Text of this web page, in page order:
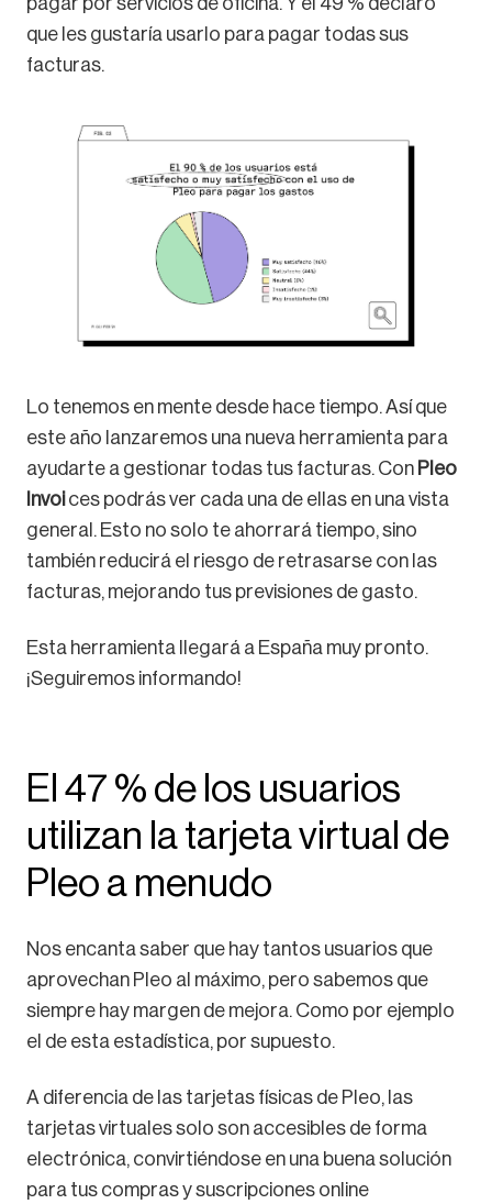
que les gustaría usarlo para pagar todas sus
facturas.
Lo tenemos en mente desde hace tiempo. Así que
este año lanzaremos una nueva herramienta para
ayudarte a gestionar todas tus facturas. Con Pleo
Invoi ces podrás ver cada una de ellas en una vista
general. Esto no solo te ahorrará tiempo, sino
también reducirá el riesgo de retrasarse con las
facturas, mejorando tus previsiones de gasto.
Esta herramienta llegará a España muy pronto.
¡Seguiremos informando!
El 47 % de los usuarios
utilizan la tarjeta virtual de
Pleo a menudo
Nos encanta saber que hay tantos usuarios que
aprovechan Pleo al máximo, pero sabemos que
siempre hay margen de mejora. Como por ejemplo
el de esta estadística, por supuesto.
A diferencia de las tarjetas físicas de Pleo, las
tarjetas virtuales solo son accesibles de forma
electrónica, convirtiéndose en una buena solución
para tus compras y suscripciones online